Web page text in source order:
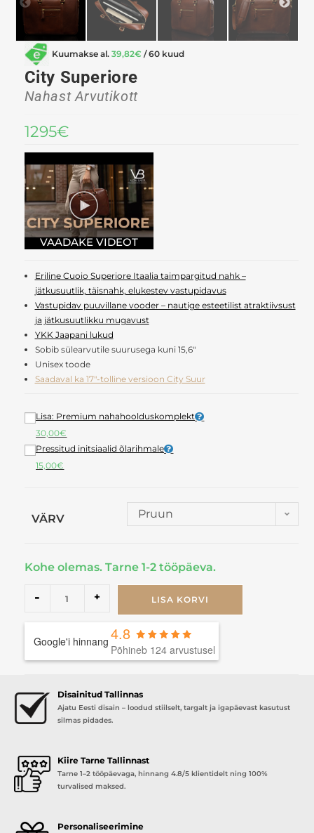
Kuumakse al. 39,82€ / 60 kuud
City Superiore
Nahast Arvutikott
1295€
Eriline Cuoio Superiore Itaalia taimpargitud nahk –
jätkusuutlik, täisnahk, elukestev vastupidavus
Vastupidav puuvillane vooder – nautige esteetilist atraktiivsust
ja jätkusuutlikku mugavust
YKK Jaapani lukud
Sobib sülearvutile suurusega kuni 15,6″
Unisex toode
Saadaval ka 17″-tolline versioon City Suur
Lisa: Premium nahahoolduskomplekt
30,00€
Pressitud initsiaalid õlarihmale
15,00€
VÄRV Pruun
Kohe olemas. Tarne 1-2 tööpäeva.
- + LISA KORVI
Google'i hinnang 4.8
Põhineb 124 arvustusel
Disainitud Tallinnas
Ajatu Eesti disain – loodud stiilselt, targalt ja igapäevast kasutust
silmas pidades.
Kiire Tarne Tallinnast
Tarne 1–2 tööpäevaga, hinnang 4.8/5 klientidelt ning 100%
turvalised maksed.
Personaliseerimine